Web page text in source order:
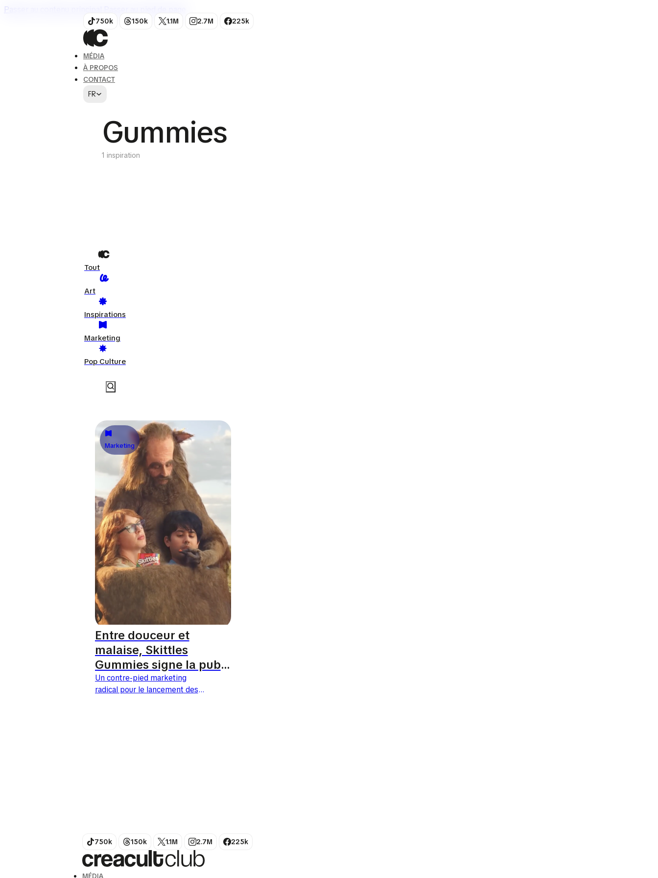
Passer au contenu principal
750k 150k 1.1M 2.7M 225k
MÉDIA
À PROPOS
CONTACT
FR
Gummies
1 inspiration
Tout
Art
Inspirations
Marketing
Pop Culture
Marketing
Entre douceur et
malaise, Skittles
Gummies signe la pub
la plus loufoque de
l’année.
Un contre-pied marketing
radical pour le lancement des
750k 150k 1.1M 2.7M 225k
MÉDIA